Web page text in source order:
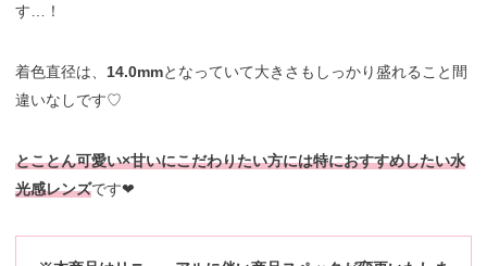
す…！
着色直径は、 14.0mmとなっていて大きさもしっかり盛れること間
違いなしです♡
とことん可愛い×甘いにこだわりたい方には特におすすめしたい水
光感レンズです❤︎